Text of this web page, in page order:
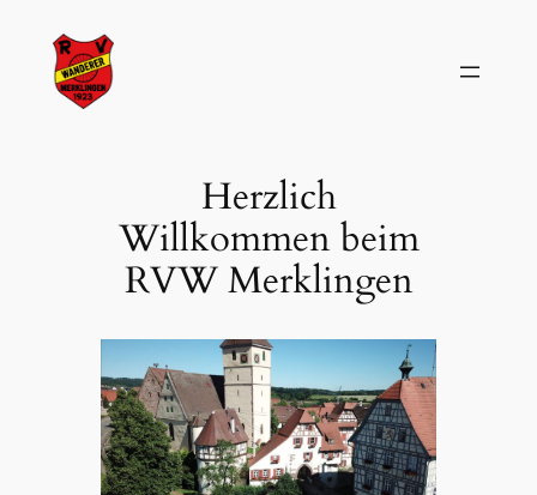
Inhalt
springen
Herzlich
Willkommen beim
RVW Merklingen